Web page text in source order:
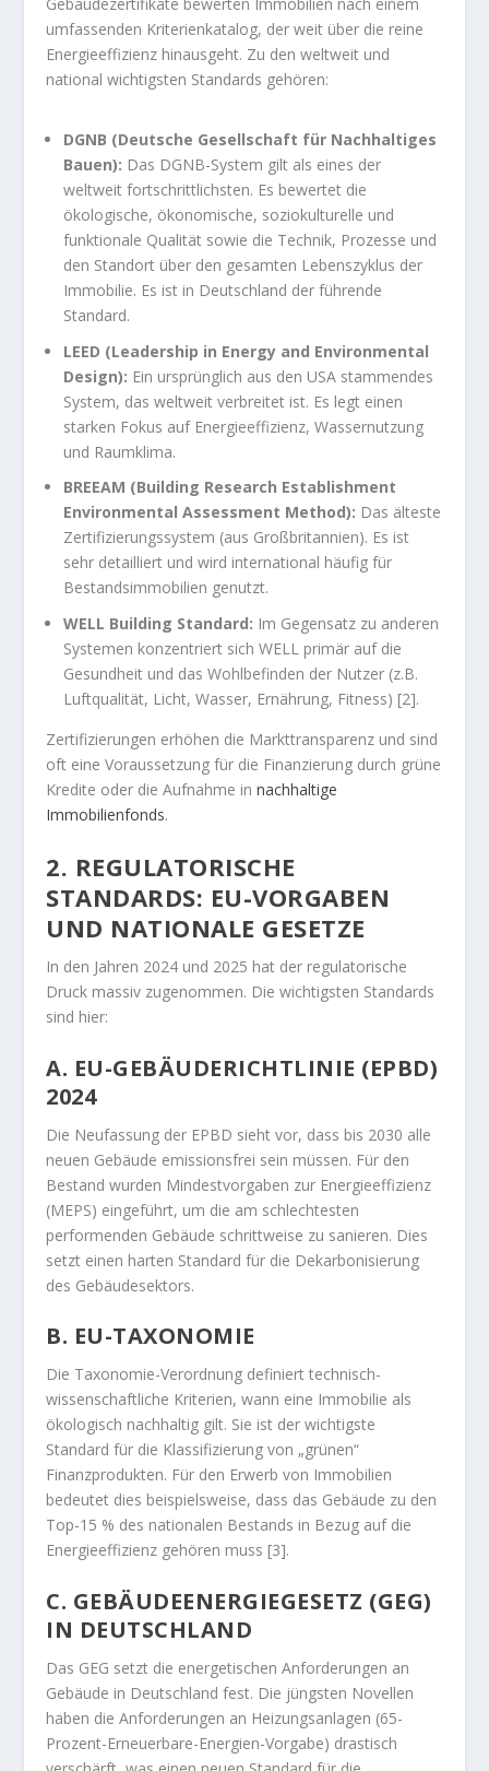
umfassenden Kriterienkatalog, der weit über die reine
Energieeffizienz hinausgeht. Zu den weltweit und
national wichtigsten Standards gehören:
DGNB (Deutsche Gesellschaft für Nachhaltiges
Bauen): Das DGNB-System gilt als eines der
weltweit fortschrittlichsten. Es bewertet die
ökologische, ökonomische, soziokulturelle und
funktionale Qualität sowie die Technik, Prozesse und
den Standort über den gesamten Lebenszyklus der
Immobilie. Es ist in Deutschland der führende
Standard.
LEED (Leadership in Energy and Environmental
Design): Ein ursprünglich aus den USA stammendes
System, das weltweit verbreitet ist. Es legt einen
starken Fokus auf Energieeffizienz, Wassernutzung
und Raumklima.
BREEAM (Building Research Establishment
Environmental Assessment Method): Das älteste
Zertifizierungssystem (aus Großbritannien). Es ist
sehr detailliert und wird international häufig für
Bestandsimmobilien genutzt.
WELL Building Standard: Im Gegensatz zu anderen
Systemen konzentriert sich WELL primär auf die
Gesundheit und das Wohlbefinden der Nutzer (z.B.
Luftqualität, Licht, Wasser, Ernährung, Fitness) [2].
Zertifizierungen erhöhen die Markttransparenz und sind
oft eine Voraussetzung für die Finanzierung durch grüne
Kredite oder die Aufnahme innachhaltige
Immobilienfonds.
2. REGULATORISCHE
STANDARDS: EU-VORGABEN
UND NATIONALE GESETZE
In den Jahren 2024 und 2025 hat der regulatorische
Druck massiv zugenommen. Die wichtigsten Standards
sind hier:
A. EU-GEBÄUDERICHTLINIE (EPBD)
2024
Die Neufassung der EPBD sieht vor, dass bis 2030 alle
neuen Gebäude emissionsfrei sein müssen. Für den
Bestand wurden Mindestvorgaben zur Energieeffizienz
(MEPS) eingeführt, um die am schlechtesten
performenden Gebäude schrittweise zu sanieren. Dies
setzt einen harten Standard für die Dekarbonisierung
des Gebäudesektors.
B. EU-TAXONOMIE
Die Taxonomie-Verordnung definiert technisch-
wissenschaftliche Kriterien, wann eine Immobilie als
ökologisch nachhaltig gilt. Sie ist der wichtigste
Standard für die Klassifizierung von „grünen“
Finanzprodukten. Für den Erwerb von Immobilien
bedeutet dies beispielsweise, dass das Gebäude zu den
Top-15 % des nationalen Bestands in Bezug auf die
Energieeffizienz gehören muss [3].
C. GEBÄUDEENERGIEGESETZ (GEG)
IN DEUTSCHLAND
Das GEG setzt die energetischen Anforderungen an
Gebäude in Deutschland fest. Die jüngsten Novellen
haben die Anforderungen an Heizungsanlagen (65-
Prozent-Erneuerbare-Energien-Vorgabe) drastisch